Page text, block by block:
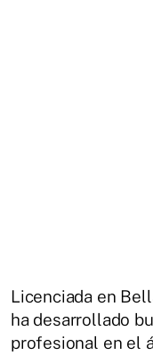
Licenciada en
ha desarrollado
profesional en el